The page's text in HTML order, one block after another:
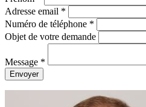
Adresse email *
Numéro de téléphone *
Objet de votre demande
Message *
Envoyer